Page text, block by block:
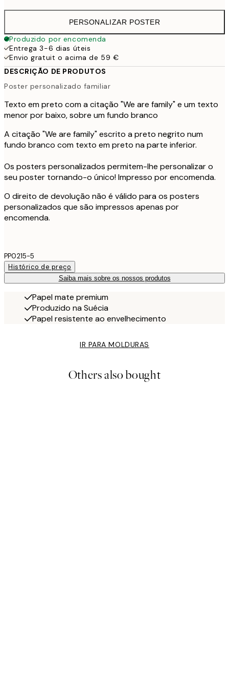
PERSONALIZAR POSTER
Produzido por encomenda
Entrega 3-6 dias úteis
Envio gratuit o acima de 59 €
DESCRIÇÃO DE PRODUTOS
Poster personalizado familiar
Texto em preto com a citação "We are family" e um texto
menor por baixo, sobre um fundo branco
A citação "We are family" escrito a preto negrito num
fundo branco com texto em preto na parte inferior.
Os posters personalizados permitem-lhe personalizar o
seu poster tornando-o único! Impresso por encomenda.
O direito de devolução não é válido para os posters
personalizados que são impressos apenas por
encomenda.
PP0215-5
Histórico de preço
Saiba mais sobre os nossos produtos
Papel mate premium
Produzido na Suécia
Papel resistente ao envelhecimento
IR PARA MOLDURAS
Others also bought